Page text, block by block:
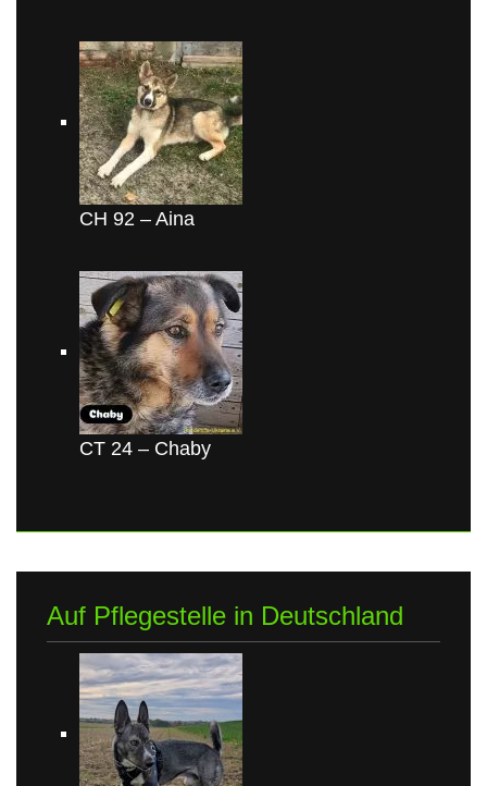
CH 92 – Aina
CT 24 – Chaby
Auf Pflegestelle in Deutschland